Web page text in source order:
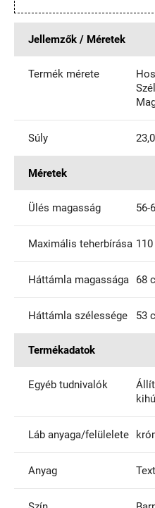
Jellemzők / Méretek
Termék mérete
Súly
Méretek
Ülés magasság 56-
Maximális teherbírása
Háttámla magassága 68
Háttámla szélessége 53
Termékadatok
Egyéb tudnivalók
Láb anyaga/felülelete
Anyag